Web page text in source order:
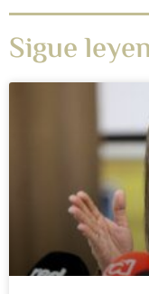
Sigue